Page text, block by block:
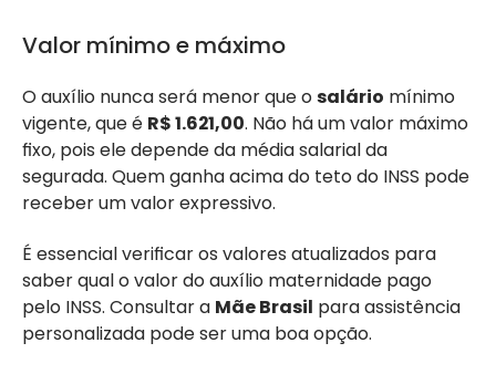
Valor mínimo e máximo
O auxílio nunca será menor que osalário mínimo
vigente, que é R$ 1.621,00. Não há um valor máximo
fixo, pois ele depende da média salarial da
segurada. Quem ganha acima do teto do INSS pode
receber um valor expressivo.
É essencial verificar os valores atualizados para
saber qual o valor do auxílio maternidade pago
pelo INSS. Consultar a Mãe Brasil para assistência
personalizada pode ser uma boa opção.